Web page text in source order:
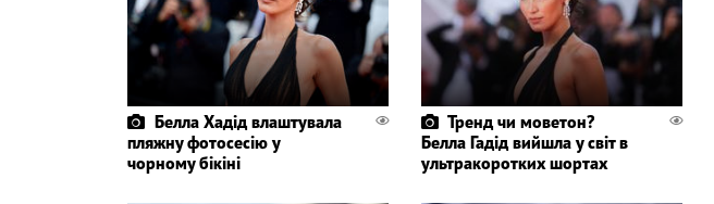
Белла Хадід влаштувала
пляжну фотосесію у
чорному бікіні
Тренд чи моветон?
Белла Гадід вийшла у світ в
ультракоротких шортах